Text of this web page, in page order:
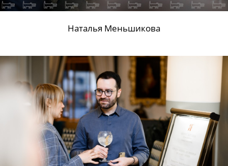
Наталья Меньшикова